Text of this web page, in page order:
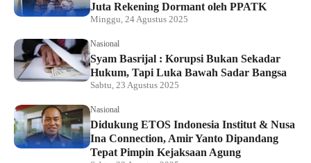
Juta Rekening Dormant oleh PPATK
Minggu, 24 Agustus 2025
Nasional
Syam Basrijal : Korupsi Bukan Sekadar
Hukum, Tapi Luka Bawah Sadar Bangsa
Sabtu, 23 Agustus 2025
Nasional
Didukung ETOS Indonesia Institut & Nusa
Ina Connection, Amir Yanto Dipandang
Tepat Pimpin Kejaksaan Agung